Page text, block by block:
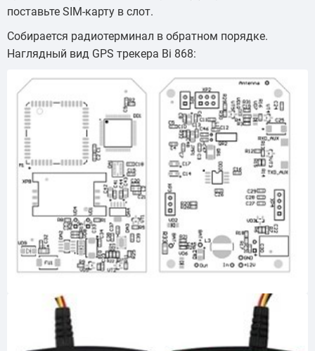
поставьте SIM-карту в слот.
Собирается радиотерминал в обратном порядке.
Наглядный вид GPS трекера Bi 868: